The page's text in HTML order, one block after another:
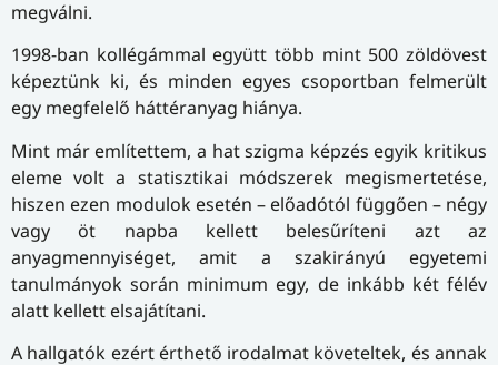
megválni.
1998-ban kollégámmal együtt több mint 500 zöldövest
képeztünk ki, és minden egyes csoportban felmerült
egy megfelelő háttéranyag hiánya.
Mint már említettem, a hat szigma képzés egyik kritikus
eleme volt a statisztikai módszerek megismertetése,
hiszen ezen modulok esetén – előadótól függően – négy
vagy öt napba kellett belesűríteni azt az
anyagmennyiséget, amit a szakirányú egyetemi
tanulmányok során minimum egy, de inkább két félév
alatt kellett elsajátítani.
A hallgatók ezért érthető irodalmat követeltek, és annak